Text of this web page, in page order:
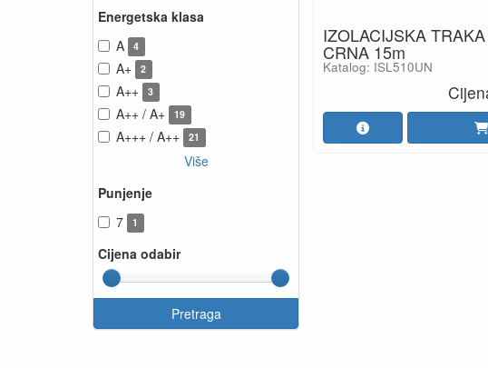
Energetska klasa
A
4
A+ 2
A++ 3
A++ / A+ 19
A+++ / A++ 21
Više
Punjenje
7
1
Cijena odabir
Pretraga
IZOLACIJSKA
CRNA 15m
Katalog: ISL510UN